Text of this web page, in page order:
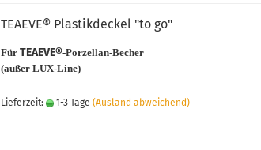
TEAEVE® Plastikdeckel "to go"
Für TEAEVE®-Porzellan-Becher
(außer LUX-Line)
Lieferzeit: 1-3 Tage (Ausland abweichend)